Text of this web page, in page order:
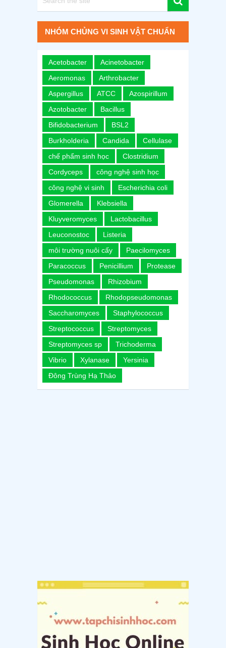
NHÓM CHỦNG VI SINH VẬT CHUẨN
Acetobacter
Acinetobacter
Aeromonas
Arthrobacter
Aspergillus
ATCC
Azospirillum
Azotobacter
Bacillus
Bifidobacterium
BSL2
Burkholderia
Candida
Cellulase
chế phẩm sinh học
Clostridium
Cordyceps
công nghệ sinh học
công nghệ vi sinh
Escherichia coli
Glomerella
Klebsiella
Kluyveromyces
Lactobacillus
Leuconostoc
Listeria
môi trường nuôi cấy
Paecilomyces
Paracoccus
Penicillium
Protease
Pseudomonas
Rhizobium
Rhodococcus
Rhodopseudomonas
Saccharomyces
Staphylococcus
Streptococcus
Streptomyces
Streptomyces sp
Trichoderma
Vibrio
Xylanase
Yersinia
Đông Trùng Hạ Thảo